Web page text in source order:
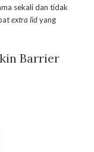
sekali dan tidak
extra lidyang
Barrier